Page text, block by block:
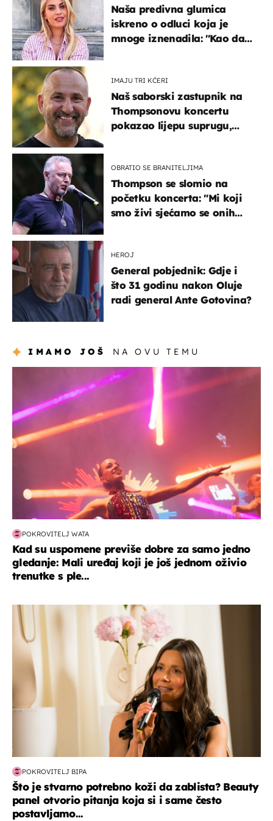
Naša predivna glumica
iskreno o odluci koja je
mnoge iznenadila: ''Kao da
IMAJU TRI KĆERI
Naš saborski zastupnik na
Thompsonovu koncertu
pokazao lijepu suprugu,
OBRATIO SE BRANITELJIMA
Thompson se slomio na
početku koncerta: "Mi koji
smo živi sjećamo se onih
HEROJ
General pobjednik: Gdje i
što 31 godinu nakon Oluje
radi general Ante Gotovina?
IMAMO JOŠ NA OVU TEMU
POKROVITELJ WATA
Kad su uspomene previše dobre za samo jedno
gledanje: Mali uređaj koji je još jednom oživio
trenutke s ple...
moda & ljepota
POKROVITELJ BIPA
Što je stvarno potrebno koži da zablista? Beauty
panel otvorio pitanja koja si i same često
postavljamo...